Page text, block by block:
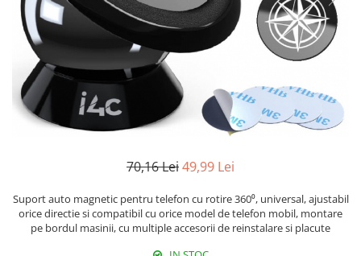
70,16 Lei49,99 Lei
Suport auto magnetic pentru telefon cu rotire 360⁰, universal, ajustabil
orice directie si compatibil cu orice model de telefon mobil, montare
pe bordul masinii, cu multiple accesorii de reinstalare si placute